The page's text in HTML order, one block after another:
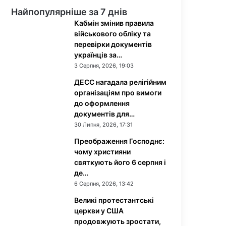
Найпопулярніше за 7 днів
Кабмін змінив правила
військового обліку та
перевірки документів
українців за…
3 Серпня, 2026, 19:03
ДЕСС нагадала релігійним
організаціям про вимоги
до оформлення
документів для…
30 Липня, 2026, 17:31
Преображення Господнє:
чому християни
святкують його 6 серпня і
де…
6 Серпня, 2026, 13:42
Великі протестантські
церкви у США
продовжують зростати,